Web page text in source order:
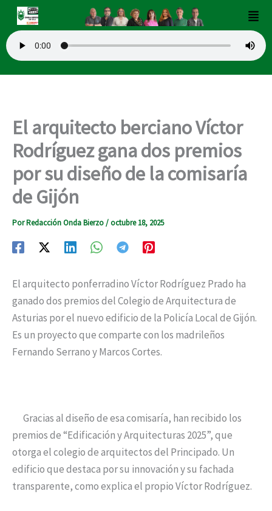
contenido
El arquitecto berciano Víctor
Rodríguez gana dos premios
por su diseño de la comisaría
de Gijón
PorRedacción Onda Bierzo/octubre 18, 2025
El arquitecto ponferradino Víctor Rodríguez Prado ha
ganado dos premios del Colegio de Arquitectura de
Asturias por el nuevo edificio de la Policía Local de Gijón.
Es un proyecto que comparte con los madrileños
Fernando Serrano y Marcos Cortes.
Gracias al diseño de esa comisaría, han recibido los
premios de “Edificación y Arquitecturas 2025”, que
otorga el colegio de arquitectos del Principado. Un
edificio que destaca por su innovación y su fachada
transparente, como explica el propio Víctor Rodríguez.